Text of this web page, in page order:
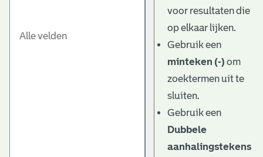
voor resultaten die
op elkaar lijken.
Gebruik een
minteken (-) om
zoektermen uit te
sluiten.
Gebruik een
Dubbele
aanhalingstekens